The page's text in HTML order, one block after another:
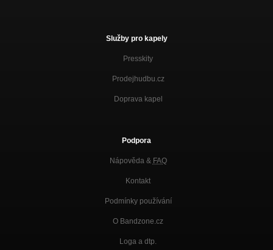
Služby pro kapely
Presskity
Prodejhudbu.cz
Doprava kapel
Podpora
Nápověda & FAQ
Kontakt
Podmínky používání
O Bandzone.cz
Loga a dtp.